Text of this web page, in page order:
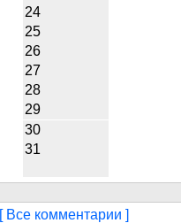
24
25
26
27
28
29
30
31
[ Все комментарии ]